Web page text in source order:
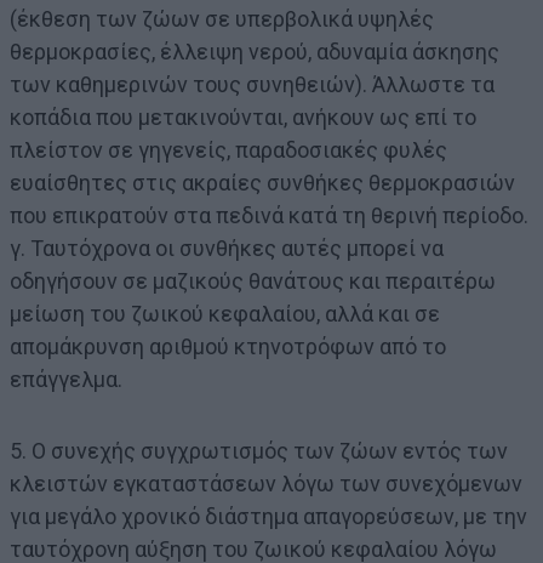
(έκθεση των ζώων σε υπερβολικά υψηλές
θερμοκρασίες, έλλειψη νερού, αδυναμία άσκησης
των καθημερινών τους συνηθειών). Άλλωστε τα
κοπάδια που μετακινούνται, ανήκουν ως επί το
πλείστον σε γηγενείς, παραδοσιακές φυλές
ευαίσθητες στις ακραίες συνθήκες θερμοκρασιών
που επικρατούν στα πεδινά κατά τη θερινή περίοδο.
γ. Ταυτόχρονα οι συνθήκες αυτές μπορεί να
οδηγήσουν σε μαζικούς θανάτους και περαιτέρω
μείωση του ζωικού κεφαλαίου, αλλά και σε
απομάκρυνση αριθμού κτηνοτρόφων από το
επάγγελμα.
5. Ο συνεχής συγχρωτισμός των ζώων εντός των
κλειστών εγκαταστάσεων λόγω των συνεχόμενων
για μεγάλο χρονικό διάστημα απαγορεύσεων, με την
ταυτόχρονη αύξηση του ζωικού κεφαλαίου λόγω